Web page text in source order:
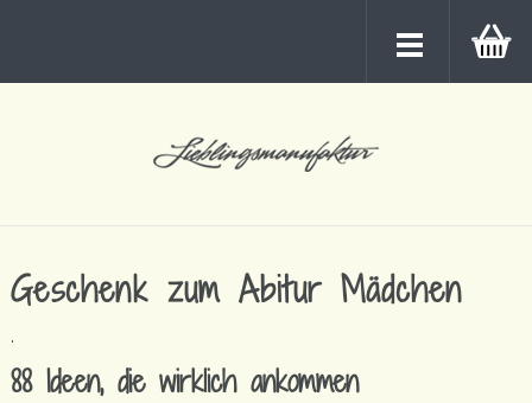
Geschenk zum Abitur Mädchen
.
88 Ideen, die wirklich ankommen